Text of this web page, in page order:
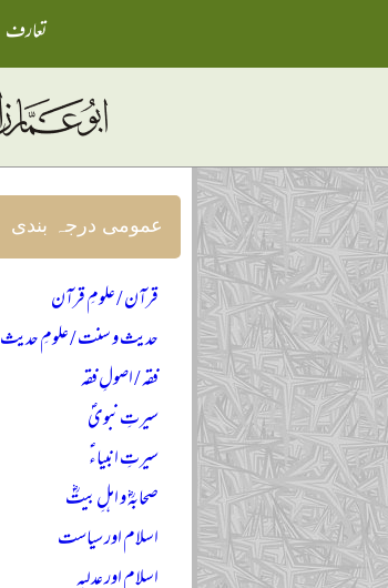
تعارف
عمومی درجہ بندی
قرآن / علومِ قرآن
حدیث و سنت / علومِ حدیث
فقہ / اصولِ فقہ
سیرتِ نبویؐ
سیرتِ انبیاءؑ
صحابہؓ و اہلِ بیتؓ
اسلام اور سیاست
اسلام اور عدلیہ